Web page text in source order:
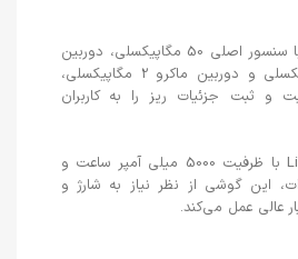
دوربین اصلی سه‌گانه با سنسور اصلی 50 مگاپیکسلی، دوربین
زاویه‌ی وسیع 8 مگاپیکسلی و دوربین ماکرو 2 مگاپیکسلی،
و ثبت جزئیات ریز را به کاربران
در ضمن، با باتری Li-Po با ظرفیت 5000 میلی آمپر ساعت و
سریع 33 وات، این گوشی از نظر نیاز به شارژ و
عالی عمل می‌کند.